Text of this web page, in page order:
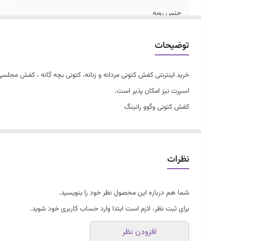
جنس رویه
توضیحات
خرید اینترنتی کفش کتونی مردانه و زنانه، کتونی بچه گانه ، کفش
اسپرت نیز امکان پذیر است.
کفش کتونی وگوو رانینگ
زیره طبی و راحت
دور دوخت و کف دوخت
قابل شستشو
سایزبندی 37 تا 41
نظرات
شما هم درباره این محصول نظر خود را بنویسید.
برای ثبت نظر، لازم است ابتدا وارد حساب کاربری خود شوید.
افزودن نظر